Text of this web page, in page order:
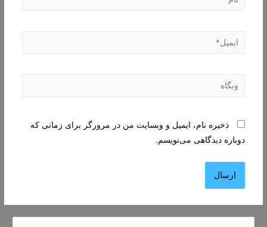
ایمیل*
وبگاه
ذخیره نام، ایمیل و وبسایت من در مرورگر برای زمانی که
دوباره دیدگاهی می‌نویسم.